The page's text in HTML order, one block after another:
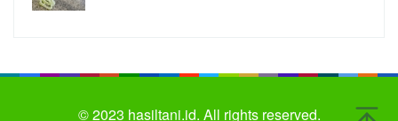
© 2023 hasiltani.id. All rights reserved.